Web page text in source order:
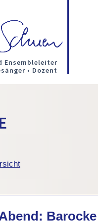
Ensembleleiter
• Dozent